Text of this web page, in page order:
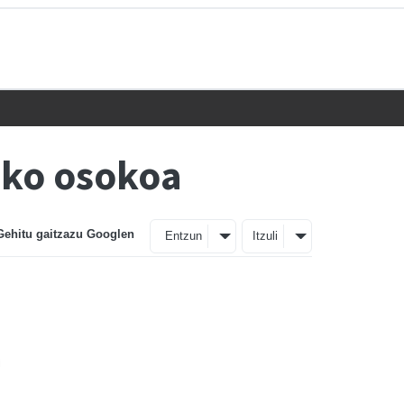
osokoa
gaitzazu Googlen Entzun Itzuli